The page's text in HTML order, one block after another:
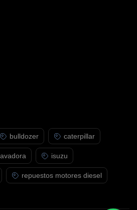
bulldozer caterpillar
isuzu
repuestos motores diesel